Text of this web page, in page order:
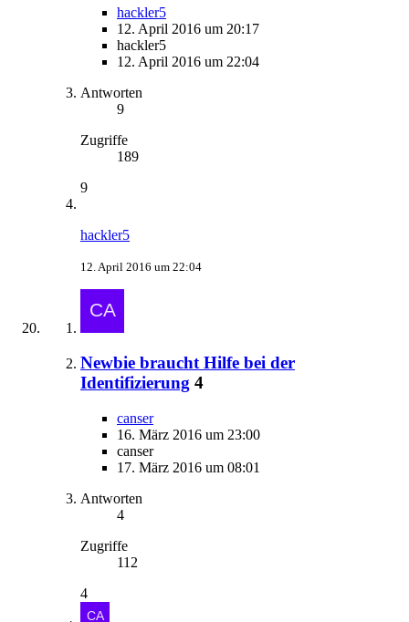
hackler5
12. April 2016 um 20:17
hackler5
12. April 2016 um 22:04
Antworten
9
Zugriffe
189
9
hackler5
12. April 2016 um 22:04
Newbie braucht Hilfe bei der
Identifizierung 4
canser
16. März 2016 um 23:00
canser
17. März 2016 um 08:01
Antworten
4
Zugriffe
112
4